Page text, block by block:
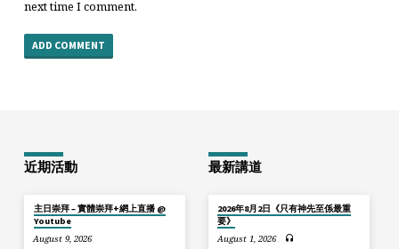
next time I comment.
近期活動
主日崇拜 – 實體崇拜+網上直播 @
Youtube
August 9, 2026
最新講道
2026年8月2日《只有神先至係最重
要》
August 1, 2026